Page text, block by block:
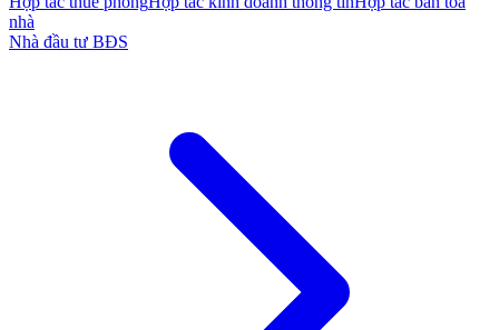
nhà
Nhà đầu tư BĐS